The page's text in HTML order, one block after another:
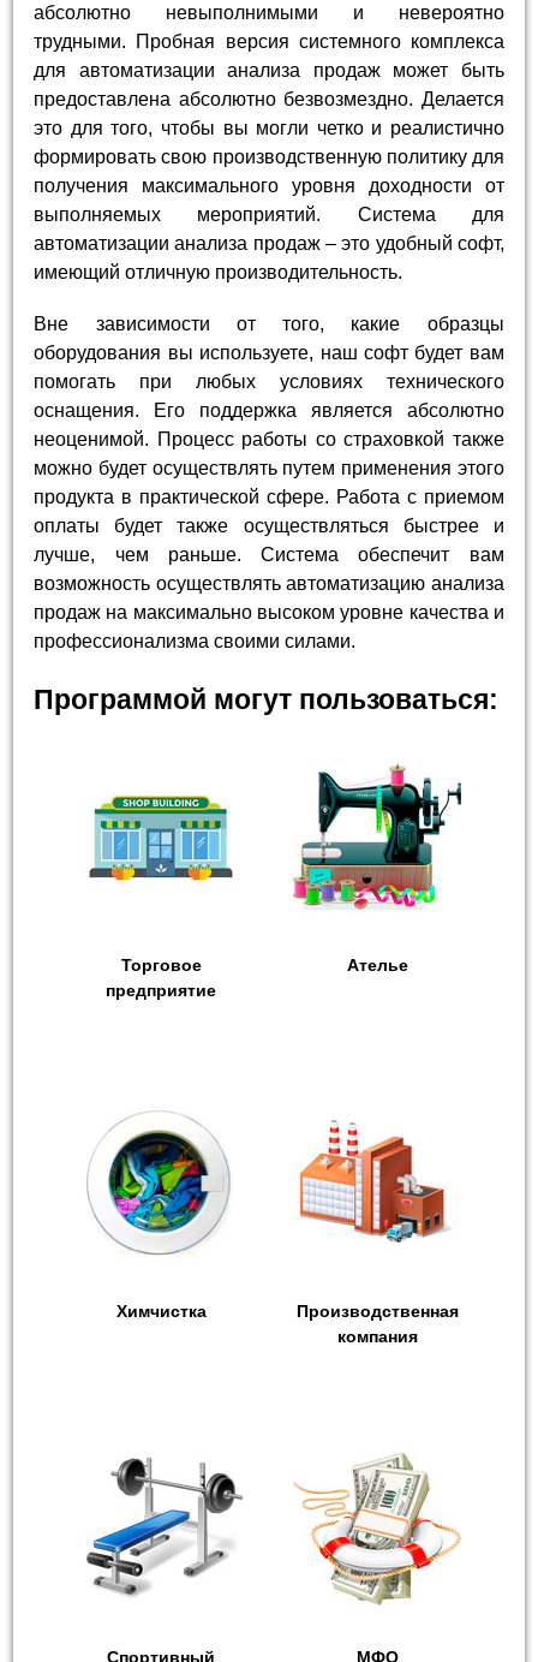
абсолютно невыполнимыми и невероятно
трудными. Пробная версия системного комплекса
для автоматизации анализа продаж может быть
предоставлена абсолютно безвозмездно. Делается
это для того, чтобы вы могли четко и реалистично
формировать свою производственную политику для
получения максимального уровня доходности от
выполняемых мероприятий. Система для
автоматизации анализа продаж – это удобный софт,
имеющий отличную производительность.
Вне зависимости от того, какие образцы
оборудования вы используете, наш софт будет вам
помогать при любых условиях технического
оснащения. Его поддержка является абсолютно
неоценимой. Процесс работы со страховкой также
можно будет осуществлять путем применения этого
продукта в практической сфере. Работа с приемом
оплаты будет также осуществляться быстрее и
лучше, чем раньше. Система обеспечит вам
возможность осуществлять автоматизацию анализа
продаж на максимально высоком уровне качества и
профессионализма своими силами.
Программой могут пользоваться:
Торговое
предприятие
Ателье
Химчистка
Производственная
компания
Спортивный МФО